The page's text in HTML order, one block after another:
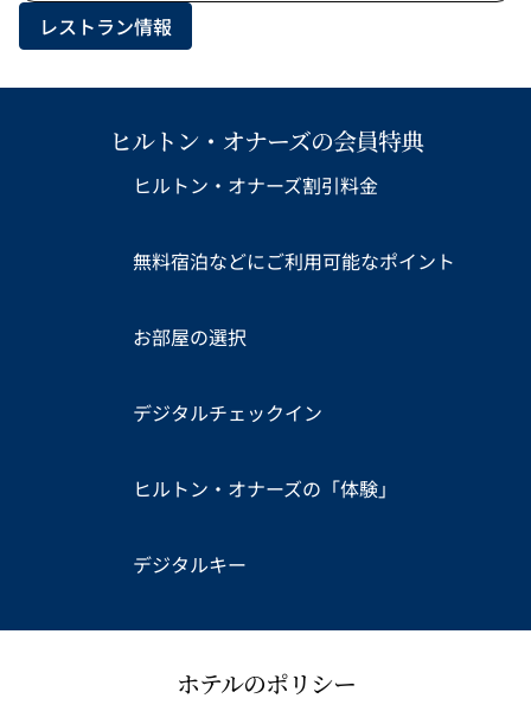
レストラン情報
ヒルトン・オナーズの会員特典
ヒルトン・オナーズ割引料金
無料宿泊などにご利用可能なポイント
お部屋の選択
デジタルチェックイン
ヒルトン・オナーズの「体験」
デジタルキー
ホテルのポリシー